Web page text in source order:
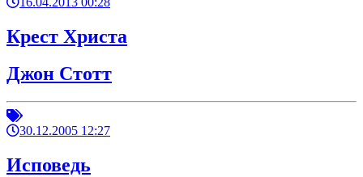
Крест Христа
Джон Стотт
30.12.2005 12:27
Исповедь